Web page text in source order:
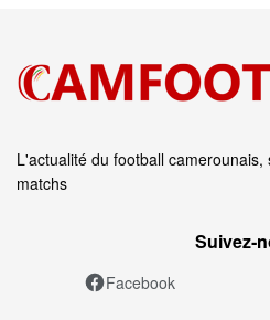
L'actualité du football
matchs
Facebook